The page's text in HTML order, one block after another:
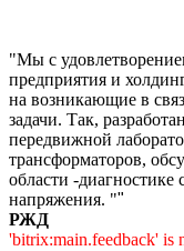
"Мы с
предприятия и
на возникающие в
задачи. Так,
передвижной
трансформаторов,
области -диагностике
напряжения. ""
РЖД
'bitrix:main.feedback' is